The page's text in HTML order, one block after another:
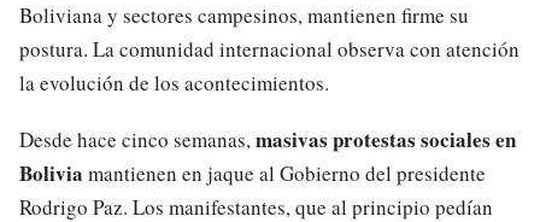
Boliviana y sectores campesinos, mantienen firme su
postura. La comunidad internacional observa con atención
la evolución de los acontecimientos.
Desde hace cinco semanas,masivas protestas sociales en
Bolivia mantienen en jaque al Gobierno del presidente
Rodrigo Paz. Los manifestantes, que al principio pedían